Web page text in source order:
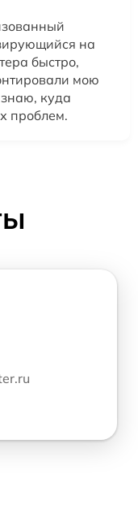
на
быстро,
мою
куда
проблем.